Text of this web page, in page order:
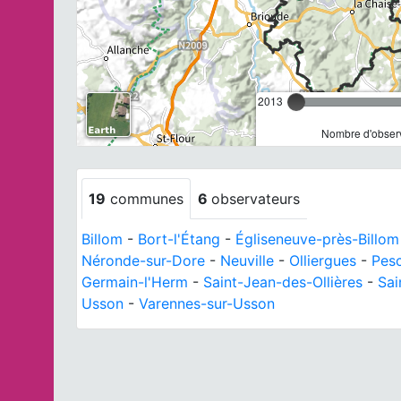
2013
Nombre
19 communes 6 observateurs
Billom - Bort-l'Étang - Égliseneuve-près-Billom
Néronde-sur-Dore - Neuville - Olliergues -
Germain-l'Herm - Saint-Jean-des-Ollières -
Usson - Varennes-sur-Usson